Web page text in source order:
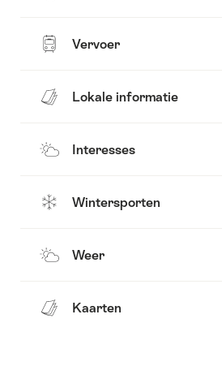
Vervoer
Lokale informatie
Interesses
Wintersporten
Weer
Kaarten